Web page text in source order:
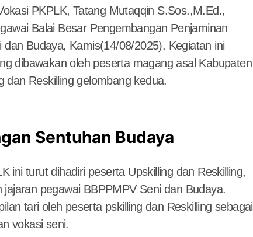
PKPLK, Tatang Mutaqqin S.Sos.,M.Ed.,
Balai Besar Pengembangan Penjaminan
Budaya, Kamis(14/08/2025). Kegiatan ini
dibawakan oleh peserta magang asal Kabupaten
Reskilling gelombang kedua.
Sentuhan Budaya
ini turut dihadiri peserta Upskilling dan Reskilling,
pegawai BBPPMPV Seni dan Budaya.
tari oleh peserta pskilling dan Reskilling sebagai
vokasi seni.